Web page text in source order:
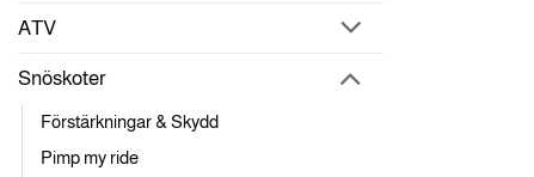
ATV
Snöskoter
Förstärkningar & Skydd
Pimp my ride